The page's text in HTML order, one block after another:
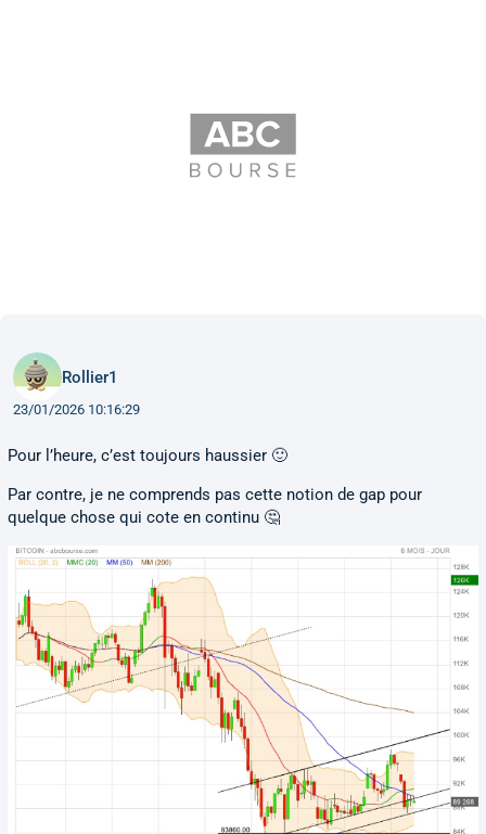
Rollier1
23/01/2026 10:16:29
Pour l’heure, c’est toujours haussier 🙂
Par contre, je ne comprends pas cette notion de gap pour
quelque chose qui cote en continu 🤔